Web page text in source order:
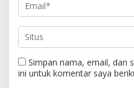
Simpan nama, email, dan
ini untuk komentar saya